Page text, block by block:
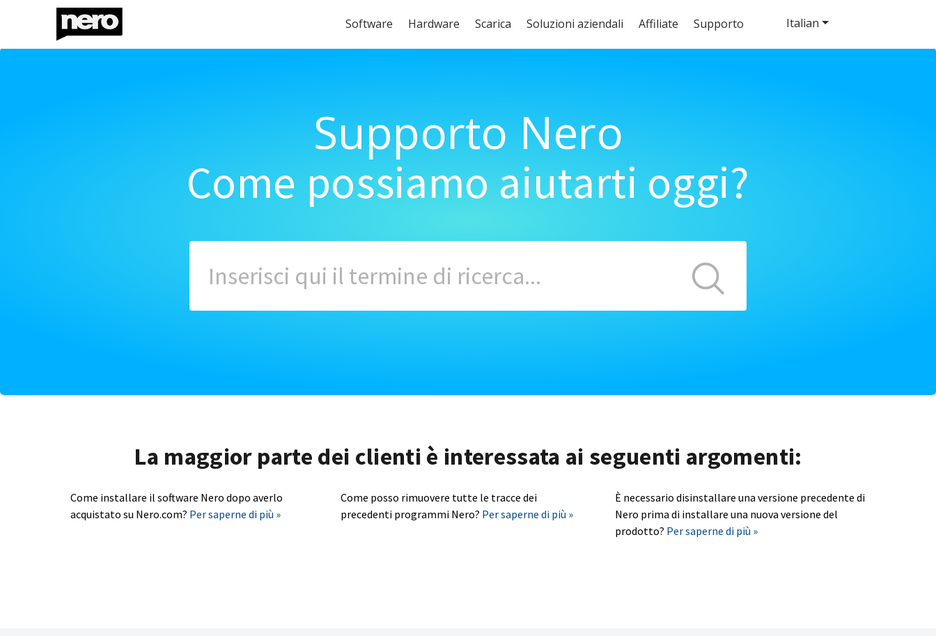
Software Hardware Scarica Soluzioni aziendali Affiliate Supporto
Supporto Nero
Come possiamo aiutarti oggi?
La maggior parte dei clienti è interessata ai seguenti argomenti:
Come installare il software Nero dopo averlo
acquistato su Nero.com? Per saperne di più »
Come posso rimuovere tutte le tracce dei
precedenti programmi Nero? Per saperne di più »
È necessario disinstallare una versione precedente di
Nero prima di installare una nuova versione del
prodotto? Per saperne di più »
Italian